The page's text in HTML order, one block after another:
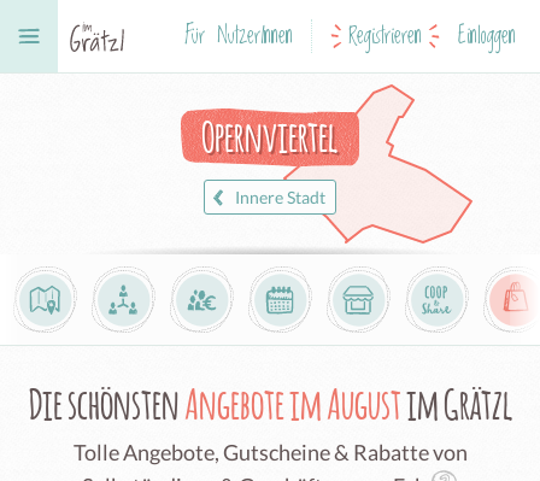
Für NutzerInnen Registrieren Einloggen
Opernviertel
Innere Stadt
Die schönstenAngebote im Augustim Grätzl
Tolle Angebote, Gutscheine & Rabatte von